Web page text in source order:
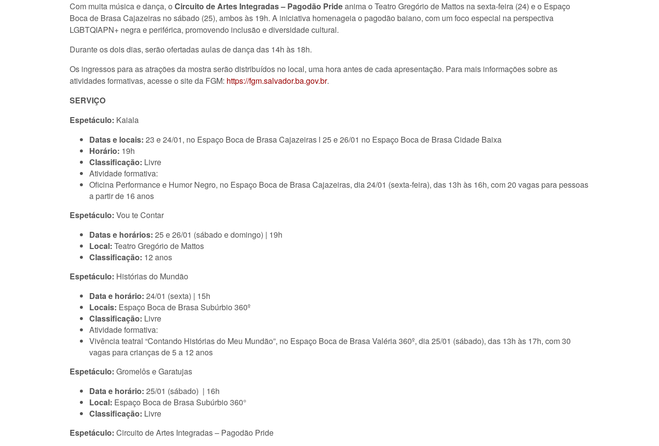
Com muita música e dança, o Circuito de Artes Integradas – Pagodão Prideanima o Teatro Gregório de Mattos na sexta-feira (24) e o Espaço
Boca de Brasa Cajazeiras no sábado (25), ambos às 19h. A iniciativa homenageia o pagodão baiano, com um foco especial na perspectiva
LGBTQIAPN+ negra e periférica, promovendo inclusão e diversidade cultural.
Durante os dois dias, serão ofertadas aulas de dança das 14h às 18h.
Os ingressos para as atrações da mostra serão distribuídos no local, uma hora antes de cada apresentação. Para mais informações sobre as
atividades formativas, acesse o site da FGM: https://fgm.salvador.ba.gov.br.
SERVIÇO
Espetáculo: Kaiala
Datas e locais: 23 e 24/01, no Espaço Boca de Brasa Cajazeiras l 25 e 26/01 no Espaço Boca de Brasa Cidade Baixa
Horário: 19h
Classificação: Livre
Atividade formativa:
Oficina Performance e Humor Negro, no Espaço Boca de Brasa Cajazeiras, dia 24/01 (sexta-feira), das 13h às 16h, com 20 vagas para pessoas
a partir de 16 anos
Espetáculo: Vou te Contar
Datas e horários: 25 e 26/01 (sábado e domingo) | 19h
Local: Teatro Gregório de Mattos
Classificação: 12 anos
Espetáculo: Histórias do Mundão
Data e horário: 24/01 (sexta) | 15h
Locais: Espaço Boca de Brasa Subúrbio 360º
Classificação: Livre
Atividade formativa:
Vivência teatral “Contando Histórias do Meu Mundão”, no Espaço Boca de Brasa Valéria 360º, dia 25/01 (sábado), das 13h às 17h, com 30
vagas para crianças de 5 a 12 anos
Espetáculo: Gromelôs e Garatujas
Data e horário: 25/01 (sábado) | 16h
Local: Espaço Boca de Brasa Subúrbio 360°
Classificação: Livre
Espetáculo: Circuito de Artes Integradas – Pagodão Pride